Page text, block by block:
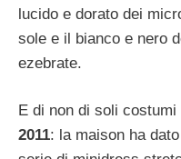
lucido e dorato dei
sole e il bianco e nero
ezebrate.
E di non di soli
2011: la maison ha